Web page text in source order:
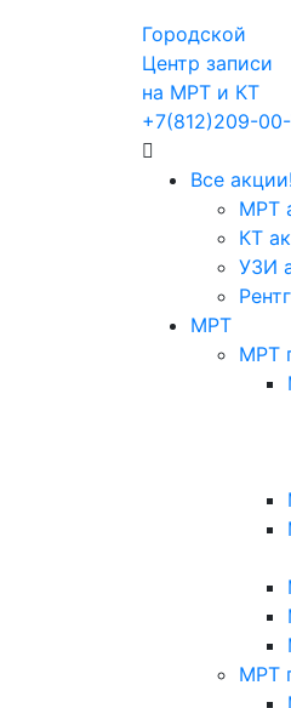
Городской
Центр записи
на МРТ и КТ
+7(812)209-
Все акции!
МРТ
КТ
УЗИ
МРТ
МРТ
МРТ